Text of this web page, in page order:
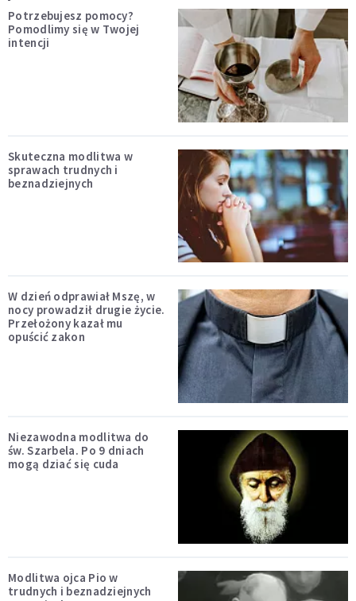
Potrzebujesz pomocy?
Pomodlimy się w Twojej
intencji
Skuteczna modlitwa w
sprawach trudnych i
beznadziejnych
W dzień odprawiał Mszę, w
nocy prowadził drugie życie.
Przełożony kazał mu
opuścić zakon
Niezawodna modlitwa do
św. Szarbela. Po 9 dniach
mogą dziać się cuda
Modlitwa ojca Pio w
trudnych i beznadziejnych